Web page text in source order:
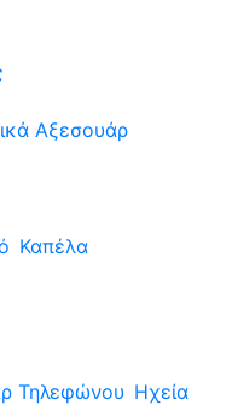
Αξεσουάρ
Καπέλα
Τηλεφώνου Ηχεία